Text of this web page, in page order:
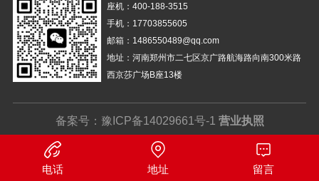
座机：400-188-3515
手机：17703855605
邮箱：1486550489@qq.com
地址：河南郑州市二七区京广路航海路向南300米路
西京莎广场B座13楼
备案号： 豫ICP备14029661号-1 营业执照
电话 地址 留言